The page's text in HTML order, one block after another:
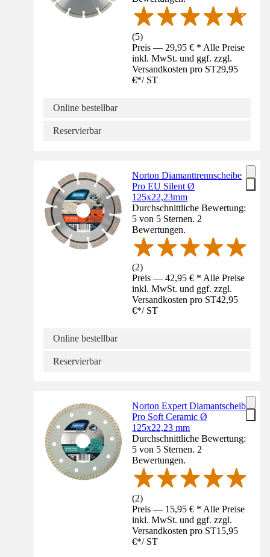
(5)
Preis — 29,95 € * Alle Preise
inkl. MwSt. und ggf. zzgl.
Versandkosten pro ST29,95
€*/ ST
Online bestellbar
Reservierbar
Norton Diamanttrennscheibe
Pro EU Silent Ø
125x22,23mm
Durchschnittliche Bewertung:
5 von 5 Sternen. 2
Bewertungen.
(2)
Preis — 42,95 € * Alle Preise
inkl. MwSt. und ggf. zzgl.
Versandkosten pro ST42,95
€*/ ST
Online bestellbar
Reservierbar
Norton Expert Diamantscheibe
Pro Soft Ceramic Ø
125x22,23 mm
Durchschnittliche Bewertung:
5 von 5 Sternen. 2
Bewertungen.
(2)
Preis — 15,95 € * Alle Preise
inkl. MwSt. und ggf. zzgl.
Versandkosten pro ST15,95
€*/ ST